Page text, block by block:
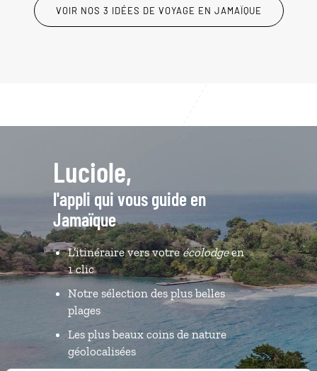
VOIR NOS 3 IDÉES DE VOYAGE EN JAMAÏQUE
Luciole,
l'appli qui vous guide en
Jamaïque
L’itinéraire vers votreécolodgeen
1 clic
Notre sélection des plus belles
plages
Les plus beaux coins de nature
géolocalisées